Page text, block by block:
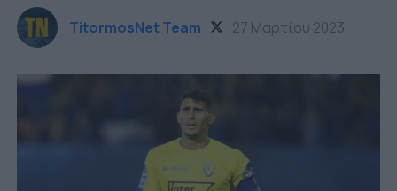
TitormosNet Team 27 Μαρτίου 2023